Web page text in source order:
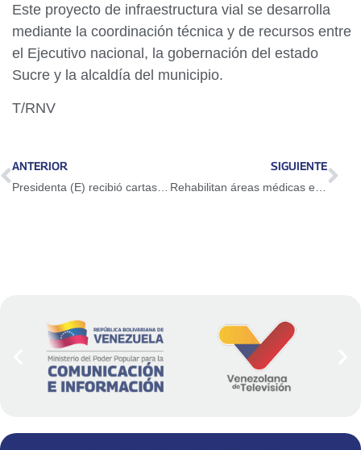
Este proyecto de infraestructura vial se desarrolla
mediante la coordinación técnica y de recursos entre
el Ejecutivo nacional, la gobernación del estado
Sucre y la alcaldía del municipio.
T/RNV
ANTERIOR
Presidenta (E) recibió cartas credenciales de nuevos embajadores de Portugal, Surinam y Nicaragua
SIGUIENTE
Rehabilitan áreas médicas en el Hospital Dr. Domingo Luciani con el Plan Dr. José Gregorio Hernández